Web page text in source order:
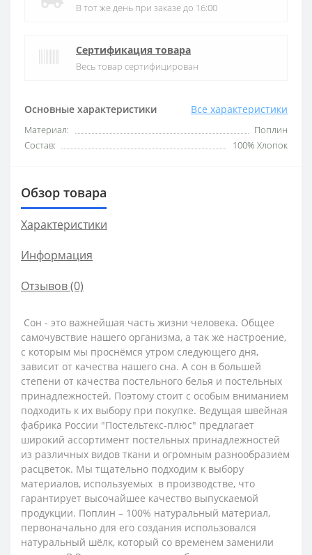
Основные характеристики Все характеристики
Материал:
Поплин
Состав:
100% Хлопок
В тот же день при заказе до 16:00
Сертификация товара
Весь товар сертифицирован
Обзор товара
Характеристики
Информация
Отзывов (0)
Сон - это важнейшая часть жизни человека. Общее
самочувствие нашего организма, а так же настроение,
с которым мы проснёмся утром следующего дня,
зависит от качества нашего сна. А сон в большей
степени от качества постельного белья и постельных
принадлежностей. Поэтому стоит с особым вниманием
подходить к их выбору при покупке. Ведущая швейная
фабрика России "Постельтекс-плюс" предлагает
широкий ассортимент постельных принадлежностей
из различных видов ткани и огромным разнообразием
расцветок. Мы тщательно подходим к выбору
материалов, используемых в производстве, что
гарантирует высочайшее качество выпускаемой
продукции. Поплин – 100% натуральный материал,
первоначально для его создания использовался
натуральный шёлк, который со временем заменили